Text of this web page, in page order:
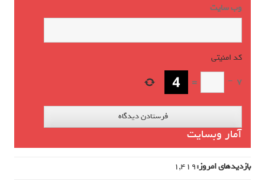
وب‌ سایت
کد امنیتی*
7
−
=
آمار وبسایت
بازدیدهای امروز:1,419